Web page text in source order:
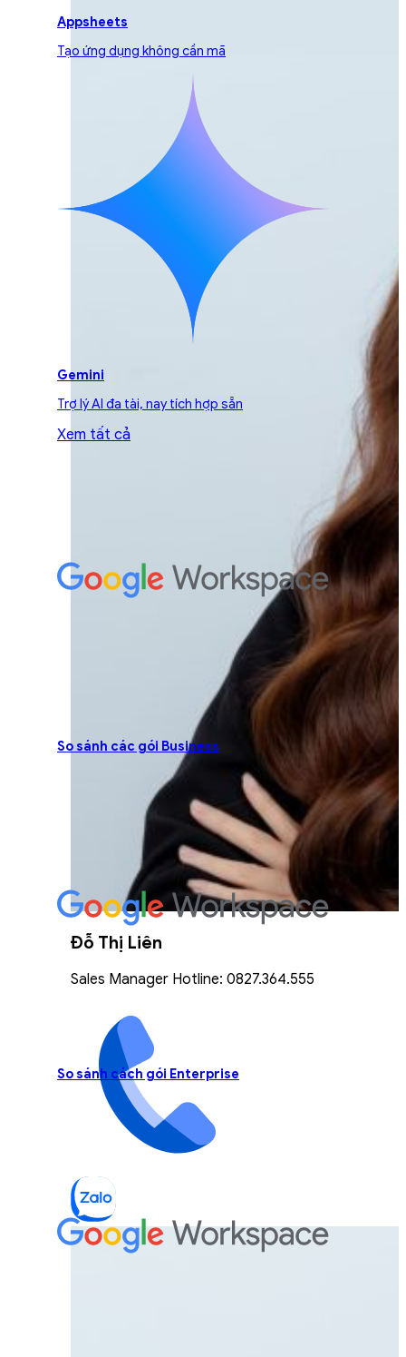
Đỗ Thị Liên
Sales Manager Hotline: 0827.364.555
Appsheets
Tạo ứng dụng không cần mã
Gemini
Trợ lý AI đa tài, nay tích hợp sẵn
Xem tất cả
So sánh các gói Business
So sánh cách gói Enterprise